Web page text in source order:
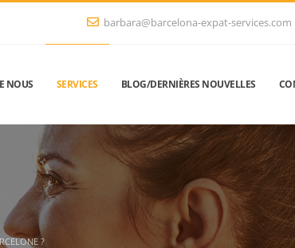
barbara@barcelona-expat-services.com
NOUS SERVICES BLOG/DERNIÈRES NOUVELLES
?